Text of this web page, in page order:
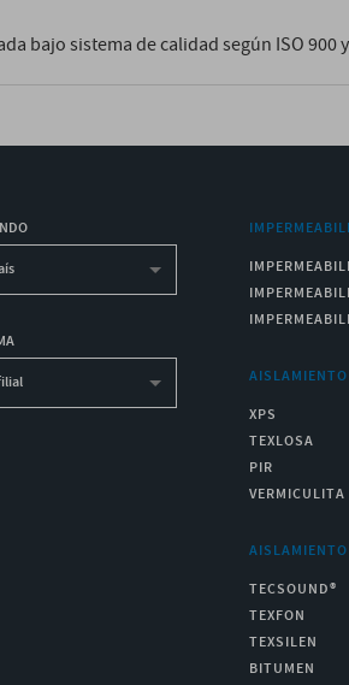
bajo sistema de calidad según ISO
XPS
TEXLOSA
PIR
VERMICULITA
TECSOUND®
TEXFON
TEXSILEN
BITUMEN